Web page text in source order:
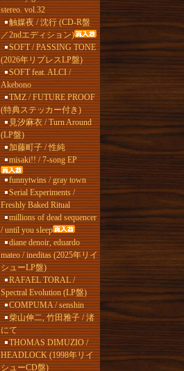
stereo. vol.32
触媒夜 / 沈行 (CD-R盤
／2ndエディション)
SOFT / PASSING TONE
(2026年リプレスLP盤)
SOFT feat. ALCI /
Akebono
TMZ / FUTURE PROOF
(特典ステッカー付き)
見汐麻衣 / Turn Around
(LP盤)
加藤町子 / 性純
misaki!! / 7-song EP
funnytwins / gray town
Serial Experiments /
Freshly Baked Ritual
millions of dead sequencer
/ until you sleep
diane denoir, eduardo
mateo / ineditas (2025年リイ
シューLP盤)
RAFAEL TORAL /
Spectral Evolution (LP盤)
COMPUMA / senshin
柴山伸二, 竹田雅子 / 渚
にて
THOMAS DIMUZIO /
HEADLOCK (1998年リイ
シューCD盤)